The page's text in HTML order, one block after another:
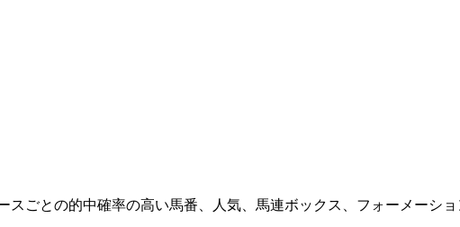
スごとの的中確率の高い馬番、人気、馬連ボックス、フォーメーシ